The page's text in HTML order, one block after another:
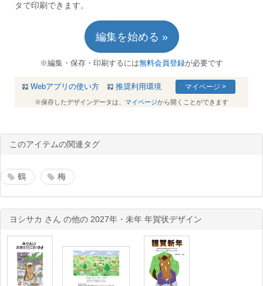
タで印刷できます。
編集を始める »
※編集・保存・印刷するには無料会員登録が必要です
Webアプリの使い方 推奨利用環境 マイページ >
※保存したデザインデータは、 マイページから開くことができます
このアイテムの関連タグ
鶴 梅
ヨシサカ さん の他の 2027年・未年 年賀状デザイン